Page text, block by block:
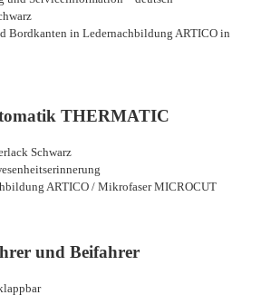
Bordkanten in Ledernachbildung ARTICO in
THERMATIC
Schwarz
ARTICO / Mikrofaser MICROCUT
und Beifahrer